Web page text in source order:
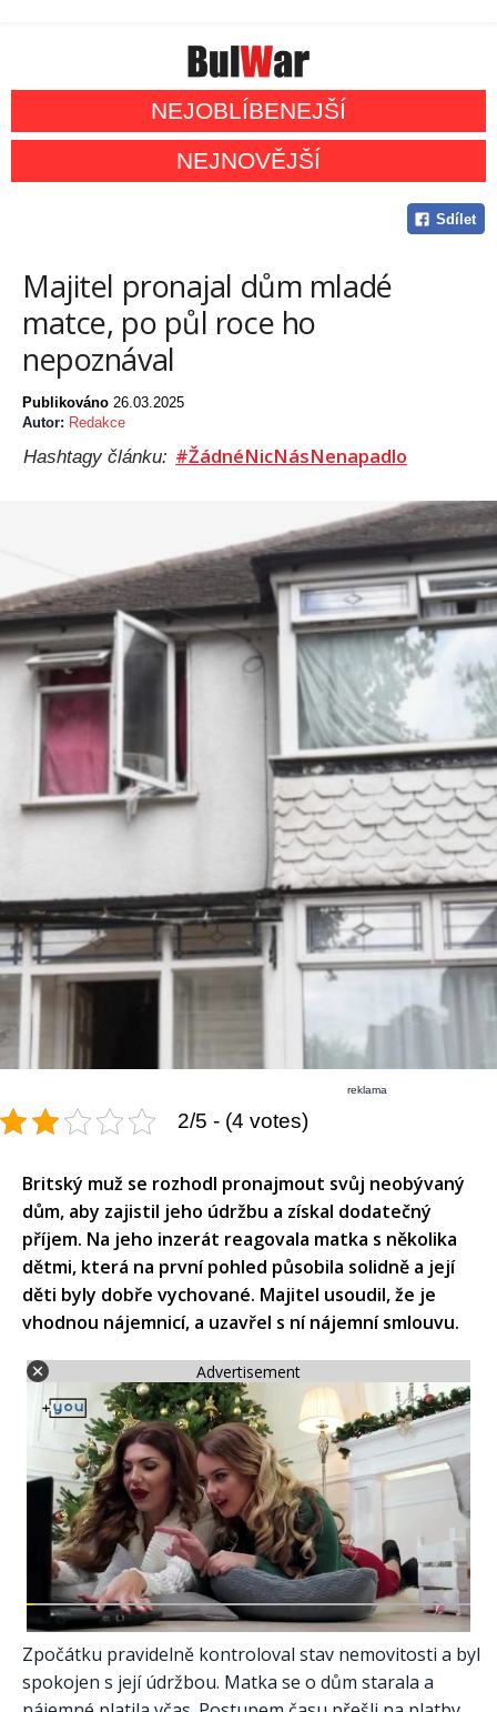
NEJOBLÍBENEJŠÍ
NEJNOVĚJŠÍ
Sdílet
Majitel pronajal dům mladé
matce, po půl roce ho
nepoznával
Publikováno 26.03.2025
Autor: Redakce
Hashtagy článku: #ŽádnéNicNásNenapadlo
reklama
2/5 - (4 votes)
Britský muž se rozhodl pronajmout svůj neobývaný
dům, aby zajistil jeho údržbu a získal dodatečný
příjem. Na jeho inzerát reagovala matka s několika
dětmi, která na první pohled působila solidně a její
děti byly dobře vychované. Majitel usoudil, že je
vhodnou nájemnicí, a uzavřel s ní nájemní smlouvu.​
Advertisement
Zpočátku pravidelně kontroloval stav nemovitosti a byl
spokojen s její údržbou. Matka se o dům starala a